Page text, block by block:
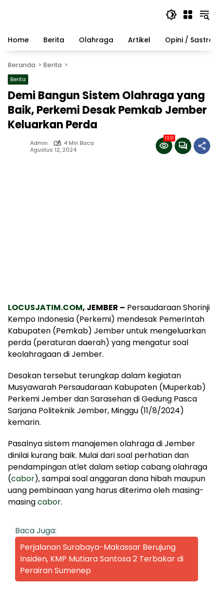
Home
Berita Olahraga Artikel Opini / Sastra
Beranda Berita
Berita
Demi Bangun Sistem Olahraga yang
Baik, Perkemi Desak Pemkab Jember
Keluarkan Perda
Admin
4 Min Baca
Agustus 12, 2024
1331
LOCUSJATIM.COM, JEMBER – Persaudaraan Shorinji
Kempo Indonesia (Perkemi) mendesak Pemerintah
Kabupaten (Pemkab) Jember untuk mengeluarkan
perda (peraturan daerah) yang mengatur soal
keolahragaan di Jember.
Desakan tersebut terungkap dalam kegiatan
Musyawarah Persaudaraan Kabupaten (Muperkab)
Perkemi Jember dan Sarasehan di Gedung Pasca
Sarjana Politeknik Jember, Minggu (11/8/2024)
kemarin.
Pasalnya sistem manajemen olahraga di Jember
dinilai kurang baik. Mulai dari soal perhatian dan
pendampingan atlet dalam setiap cabang olahraga
(cabor), sampai soal anggaran dana hibah maupun
uang pembinaan yang harus diterima oleh masing-
masingcabor.
Baca Juga:
Perjalanan Surabaya-Makassar Berujung
Insiden, KMP Mutiara Santosa 2 Terbakar di
Perairan Sumenep